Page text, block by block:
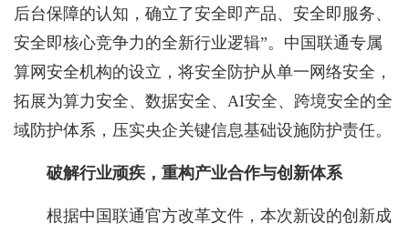
后台保障的认知，确立了安全即产品、安全即服务、
安全即核心竞争力的全新行业逻辑”。中国联通专属
算网安全机构的设立，将安全防护从单一网络安全，
拓展为算力安全、数据安全、AI安全、跨境安全的全
域防护体系，压实央企关键信息基础设施防护责任。
破解行业顽疾，重构产业合作与创新体系
根据中国联通官方改革文件，本次新设的创新成